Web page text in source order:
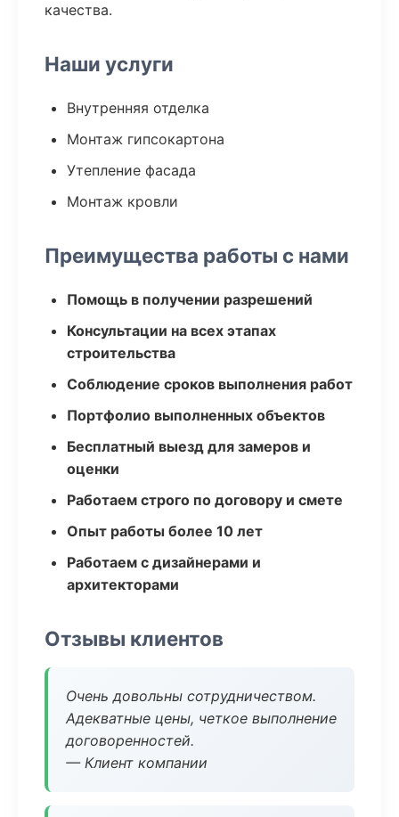
качества.
Наши услуги
Внутренняя отделка
Монтаж гипсокартона
Утепление фасада
Монтаж кровли
Преимущества работы с нами
Помощь в получении разрешений
Консультации на всех этапах
строительства
Соблюдение сроков выполнения работ
Портфолио выполненных объектов
Бесплатный выезд для замеров и
оценки
Работаем строго по договору и смете
Опыт работы более 10 лет
Работаем с дизайнерами и
архитекторами
Отзывы клиентов
Очень довольны сотрудничеством.
Адекватные цены, четкое выполнение
договоренностей.
— Клиент компании